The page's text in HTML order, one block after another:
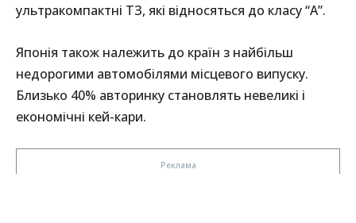
ультракомпактні ТЗ, які відносяться до класу “А”.
Японія також належить до країн з найбільш
недорогими автомобілями місцевого випуску.
Близько 40% авторинку становлять невеликі і
економічні кей-кари.